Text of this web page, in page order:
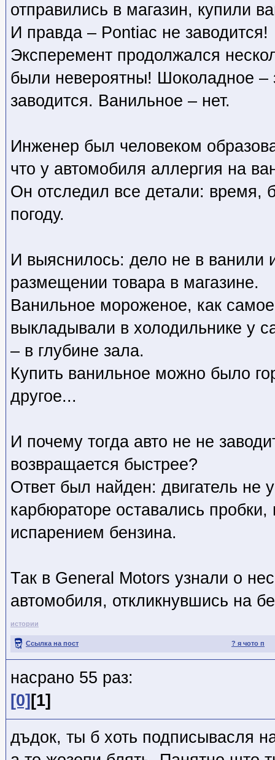
отправились в магазин, купили
И правда – Pontiac не заводится!
Эксперемент продолжался
были невероятны! Шоколадное –
заводится. Ванильное – нет.
Инженер был человеком
что у автомобиля аллергия на
Он отследил все детали: время,
погоду.
И выяснилось: дело не в ванили
размещении товара в магазине.
Ванильное мороженое, как
выкладывали в холодильнике у
– в глубине зала.
Купить ванильное можно было
другое...
И почему тогда авто не не
возвращается быстрее?
Ответ был найден: двигатель не
карбюраторе оставались
испарением бензина.
Так в General Motors узнали о
автомобиля, откликнувшись на
истории
? я чото п
Ссылка на пост
насрано 55 раз:
[0] [1]
дъдок, ты б хоть подписывасля